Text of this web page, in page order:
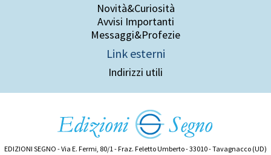
Novità&Curiosità
Avvisi Importanti
Messaggi&Profezie
Link esterni
Indirizzi utili
EDIZIONI SEGNO - Via E. Fermi, 80/1 - Fraz. Feletto Umberto - 33010 - Tavagnacco (UD)